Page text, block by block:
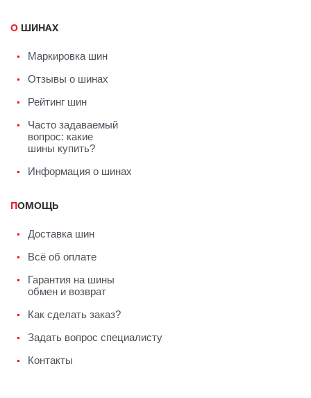
О ШИНАХ
Маркировка шин
Отзывы о шинах
Рейтинг шин
Часто задаваемый
вопрос: какие
шины купить?
Информация о шинах
ПОМОЩЬ
Доставка шин
Всё об оплате
Гарантия на шины
обмен и возврат
Как сделать заказ?
Задать вопрос специалисту
Контакты